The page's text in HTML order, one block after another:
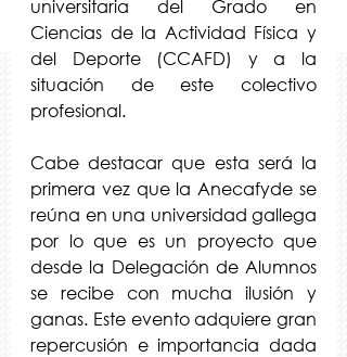
universitaria del Grado en
Ciencias de la Actividad Física y
del Deporte (CCAFD) y a la
situación de este colectivo
profesional.
Cabe destacar que esta será la
primera vez que la Anecafyde se
reúna en una universidad gallega
por lo que es un proyecto que
desde la Delegación de Alumnos
se recibe con mucha ilusión y
ganas. Este evento adquiere gran
repercusión e importancia dada